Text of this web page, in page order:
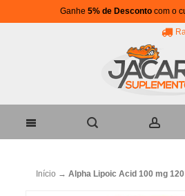
Ganhe 5% de Desconto com o
Início → Alpha Lipoic Acid 100 mg